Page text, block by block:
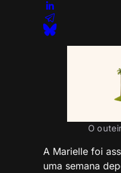
O
A Marielle foi
uma semana